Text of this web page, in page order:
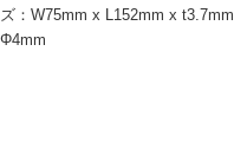
：W75mm x L152mm x t3.7mm